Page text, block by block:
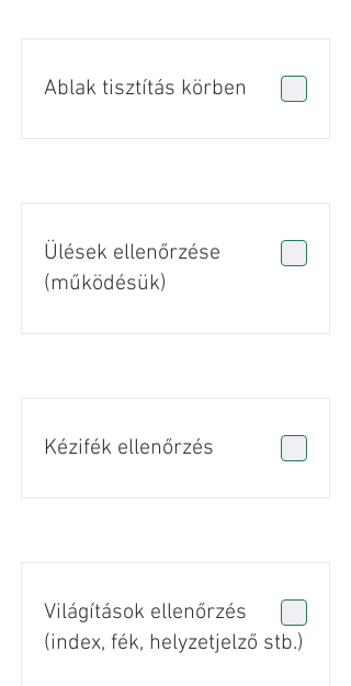
Ablak tisztítás körben
Ülések ellenőrzése
(működésük)
Kézifék ellenőrzés
Világítások ellenőrzés
(index, fék, helyzetjelző stb.)